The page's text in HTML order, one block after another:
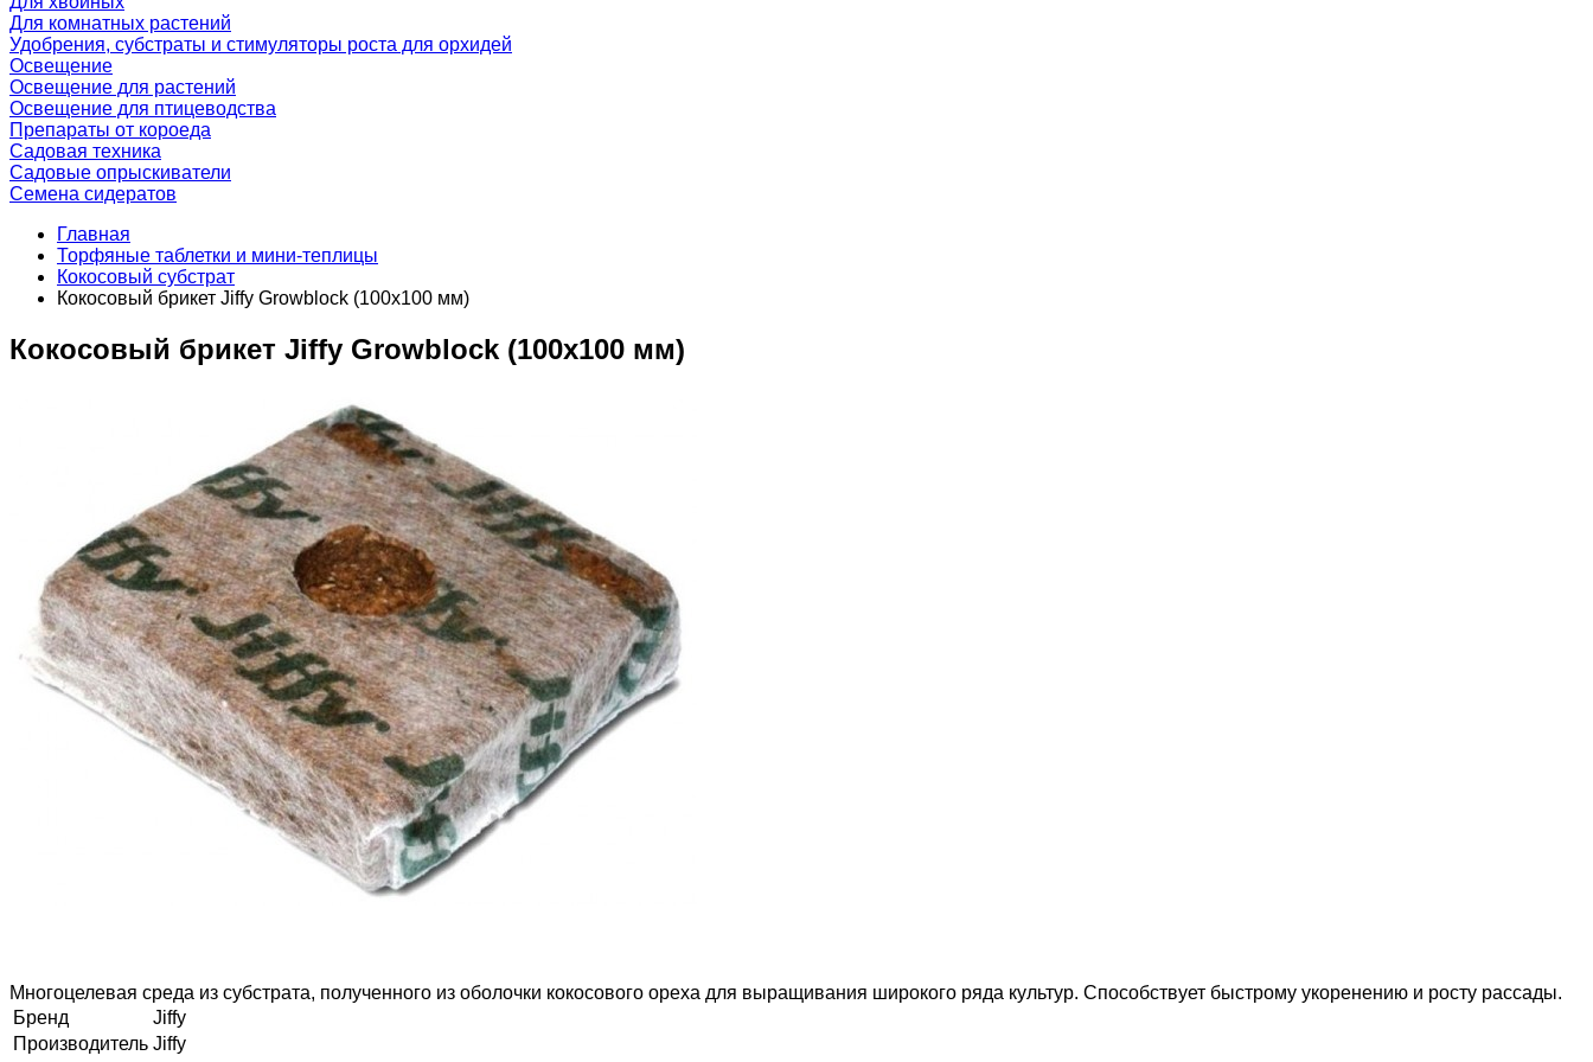
Для комнатных растений
Удобрения, субстраты и стимуляторы роста для орхидей
Освещение
Освещение для растений
Освещение для птицеводства
Препараты от короеда
Садовая техника
Садовые опрыскиватели
Семена сидератов
Главная
Торфяные таблетки и мини-теплицы
Кокосовый субстрат
Кокосовый брикет Jiffy Growblock (100x100 мм)
Кокосовый брикет Jiffy Growblock (100x100 мм)
Многоцелевая среда из субстрата, полученного из оболочки кокосового ореха для выращивания широкого ряда культур. Способствует быстрому укоренению и росту рассады.
Бренд
Jiffy
Производитель Jiffy